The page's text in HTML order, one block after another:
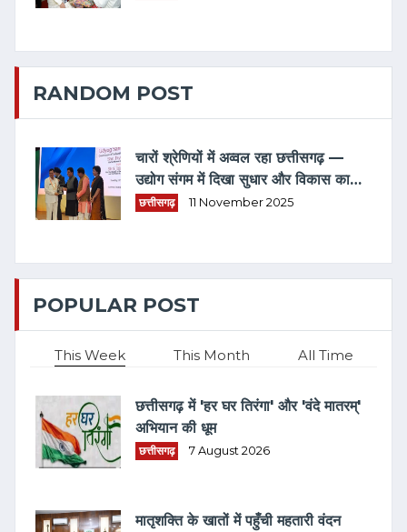
RANDOM POST
चारों श्रेणियों में अव्वल रहा छत्तीसगढ़ —
उद्योग संगम में दिखा सुधार और विकास का
नया मॉडल
छत्तीसगढ़ 11 November 2025
POPULAR POST
This Week This Month All Time
छत्तीसगढ़ में 'हर घर तिरंगा' और 'वंदे मातरम्'
अभियान की धूम
छत्तीसगढ़ 7 August 2026
मातृशक्ति के खातों में पहुँची महतारी वंदन